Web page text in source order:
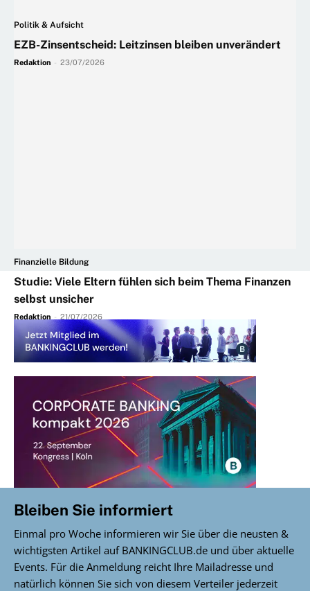
Politik & Aufsicht
EZB-Zinsentscheid: Leitzinsen bleiben unverändert
Redaktion 23/07/2026
Finanzielle Bildung
Studie: Viele Eltern fühlen sich beim Thema Finanzen
selbst unsicher
Redaktion - 21/07/2026
Bleiben Sie informiert
Einmal pro Woche informieren wir Sie über die neusten &
wichtigsten Artikel auf BANKINGCLUB.de und über aktuelle
Events. Für die Anmeldung reicht Ihre Mailadresse und
natürlich können Sie sich von diesem Verteiler jederzeit